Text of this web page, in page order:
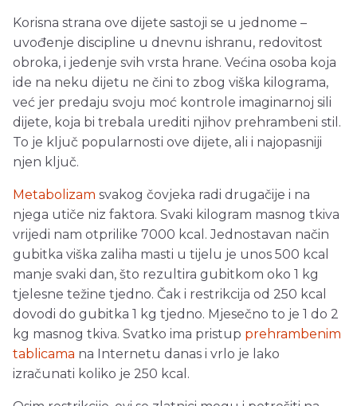
Korisna strana ove dijete sastoji se u jednome –
uvođenje discipline u dnevnu ishranu, redovitost
obroka, i jedenje svih vrsta hrane. Većina osoba koja
ide na neku dijetu ne čini to zbog viška kilograma,
već jer predaju svoju moć kontrole imaginarnoj sili
dijete, koja bi trebala urediti njihov prehrambeni stil.
To je ključ popularnosti ove dijete, ali i najopasniji
njen ključ.
Metabolizam svakog čovjeka radi drugačije i na
njega utiče niz faktora. Svaki kilogram masnog tkiva
vrijedi nam otprilike 7000 kcal. Jednostavan način
gubitka viška zaliha masti u tijelu je unos 500 kcal
manje svaki dan, što rezultira gubitkom oko 1 kg
tjelesne težine tjedno. Čak i restrikcija od 250 kcal
dovodi do gubitka 1 kg tjedno. Mjesečno to je 1 do 2
kg masnog tkiva. Svatko ima pristup prehrambenim
tablicama na Internetu danas i vrlo je lako
izračunati koliko je 250 kcal.